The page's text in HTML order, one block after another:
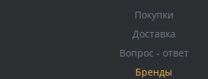
Покупки
Доставка
Вопрос - ответ
Бренды